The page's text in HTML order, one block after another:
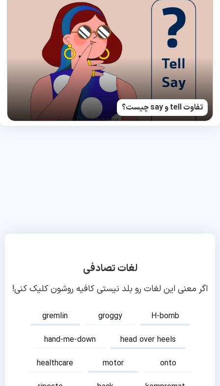
تفاوت tell و say چیست؟
لغات تصادفی
اگر معنی این لغات رو بلد نیستی کافیه روشون کلیک کنی!
gremlin groggy
H-bomb
hand-me-down
head over heels
healthcare
motor
onto